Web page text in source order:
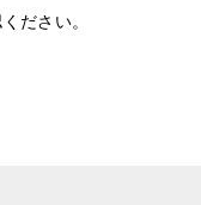
ださい。